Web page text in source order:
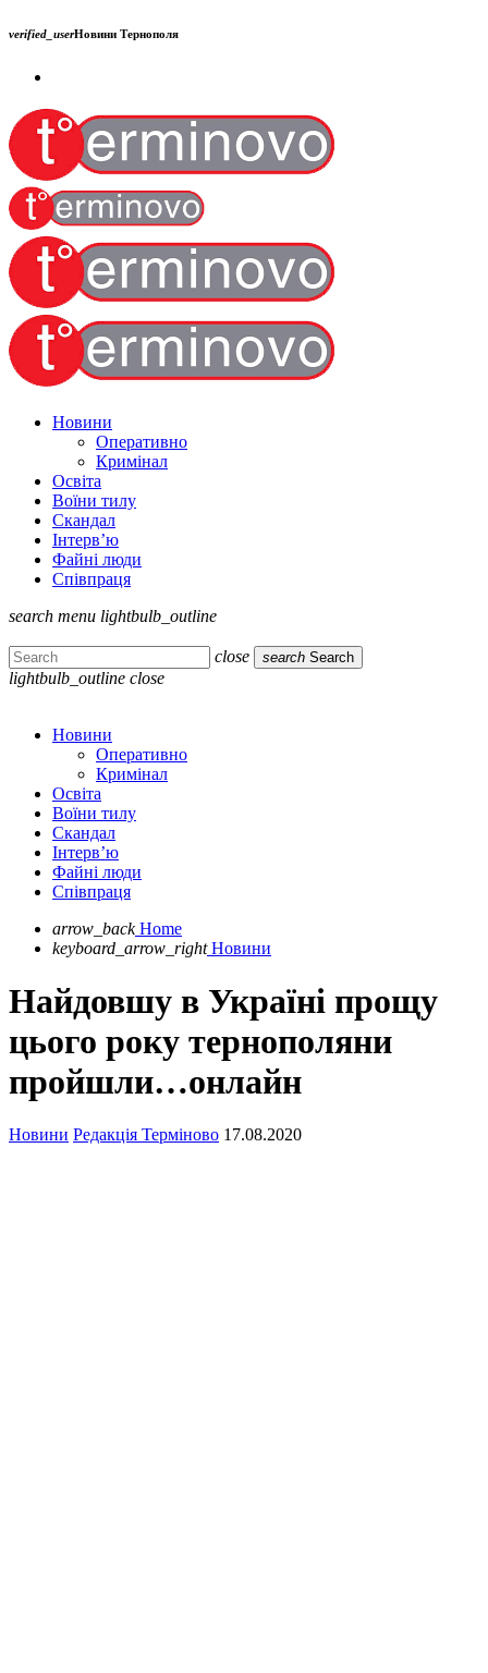
verified_userНовини Тернополя
Новини
Оперативно
Кримінал
Освіта
Воїни тилу
Скандал
Інтерв’ю
Файні люди
Співпраця
search menu lightbulb_outline
close search Search
lightbulb_outline close
Новини
Оперативно
Кримінал
Освіта
Воїни тилу
Скандал
Інтерв’ю
Файні люди
Співпраця
arrow_back Home
keyboard_arrow_right Новини
Найдовшу в Україні прощу
цього року тернополяни
пройшли…онлайн
Новини Редакція Терміново 17.08.2020